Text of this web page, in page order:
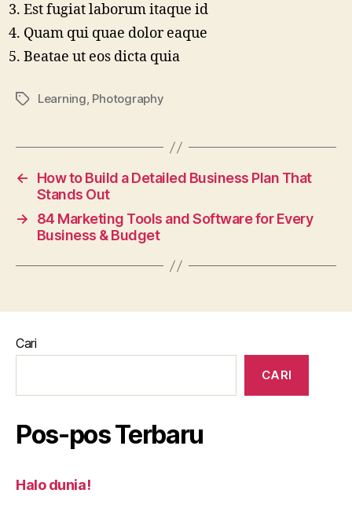
Est fugiat laborum itaque id
Quam qui quae dolor eaque
Beatae ut eos dicta quia
Tag Learning, Photography
←
How to Build a Detailed Business Plan That
Stands Out
→
84 Marketing Tools and Software for Every
Business & Budget
Cari
CARI
Pos-pos Terbaru
Halo dunia!